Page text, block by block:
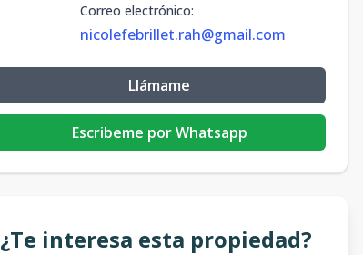
Correo electrónico:
nicolefebrillet.rah@gmail.com
Llámame
Escribeme por Whatsapp
¿Te interesa esta propiedad?